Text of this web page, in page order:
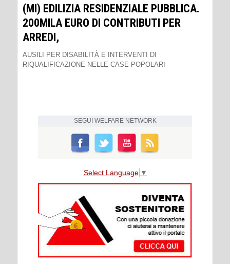
(MI) EDILIZIA RESIDENZIALE PUBBLICA.
200MILA EURO DI CONTRIBUTI PER
ARREDI,
AUSILI PER DISABILITÀ E INTERVENTI DI
RIQUALIFICAZIONE NELLE CASE POPOLARI
SEGUI WELFARE NETWORK
Select Language ▼